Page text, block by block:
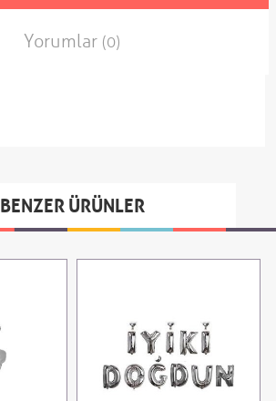
Yorumlar (0)
BENZER ÜRÜNLER